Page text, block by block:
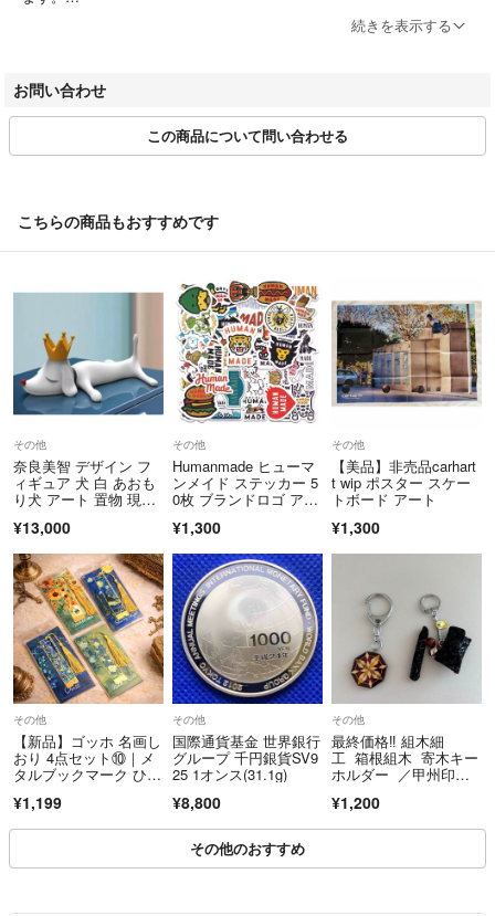
■I■発送方法■I■
岩手県より発送。
ネコポスでの発送になります。
■I■管理コード■I■
MTBB-200062
お届け日指定ありの場合、あらかじめご指定いただいた日のお届け日に
お届け日の指定が出来ない商品がありますので、ご注文の前に商品ペー
ジの記載をご確認ください。
年末年始・ゴールデンウイーク期間中は配送にお時間がかかる場合があ
てご連絡後、ご注文をキャンセルさせていただき、在庫があるもののみ
海外へのお届けについて
当店は海外への配送は行っておりません。日本国内の配送のみとなりま
す。
問い合わせ先
何かご不明点ございましたら、下記までご連絡をお願いいたします。
もりもりショップ
【TEL】070-8992-2883
【アドレス】moritakashouten@yahoo.co.jp
【住所】岩手県盛岡市流通センター北1丁目4-19
【営業時間】平日10:00〜17:00 土日祝休み
＝＝＝＝＝＝＝＝＝＝＝＝＝＝
こちらのアカウントはラクマ公式パートナーの株式会社盛高商店によっ
て運営されています。
▼特商法
https://fril.jp/ts/official/law/a013/
▼返品特約
https://fril.jp/ts/official/law/a013/#return_policy
続きを表示する
お問い合わせ
この商品について問い合わせる
こちらの商品もおすすめです
その他
奈良美智 デザイン フ
ィギュア 犬 白 あおも
り犬 アート 置物 現代
ト
¥13,000
その他
Humanmade ヒューマ
ンメイド ステッカー 5
0枚 ブランドロゴ アパ
¥1,300
その他
【美品】非売品carhart
t wip ポスター スケー
トボード アート
¥1,300
その他
【新品】ゴッホ 名画し
おり 4点セット⑩｜メ
タルブックマーク ひま
¥1,199
その他
国際通貨基金 世界銀行
グループ 千円銀貨SV9
25 1オンス(31.1g)
¥8,800
その他
最終価格‼︎ 組木細
工 箱根組木 寄木キー
ホルダー ／甲州印
バコ入れ キーホルダ
¥1,200
その他のおすすめ